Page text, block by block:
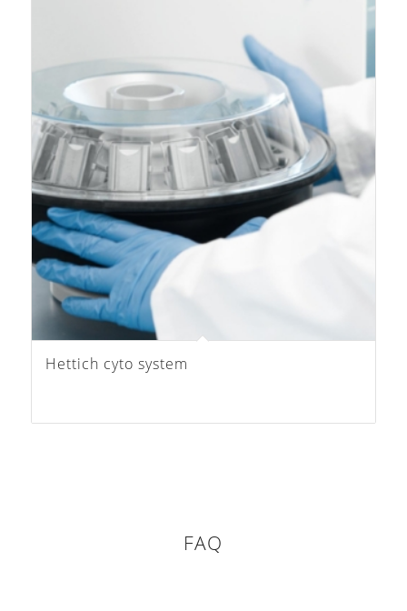
Hettich cyto system
FAQ